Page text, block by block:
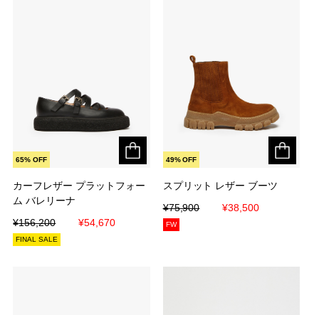
カーフレザー プラットフォー
ム バレリーナ
¥156,200
¥54,670
65% OFF
カーフレザー プラットフォー
ム バレリーナ
¥156,200
¥54,670
FINAL SALE
スプリット レザー ブーツ
¥75,900
¥38,500
49% OFF
スプリット レザー ブーツ
¥75,900
¥38,500
FW